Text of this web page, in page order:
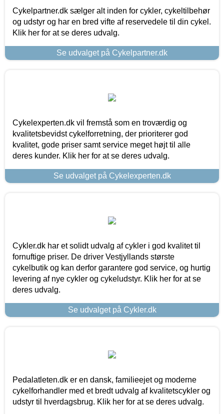
Cykelpartner.dk sælger alt inden for cykler, cykeltilbehør
og udstyr og har en bred vifte af reservedele til din cykel.
Klik her for at se deres udvalg.
Se udvalget på Cykelpartner.dk
Cykelexperten.dk vil fremstå som en troværdig og
kvalitetsbevidst cykelforretning, der prioriterer god
kvalitet, gode priser samt service meget højt til alle
deres kunder. Klik her for at se deres udvalg.
Se udvalget på Cykelexperten.dk
Cykler.dk har et solidt udvalg af cykler i god kvalitet til
fornuftige priser. De driver Vestjyllands største
cykelbutik og kan derfor garantere god service, og hurtig
levering af nye cykler og cykeludstyr. Klik her for at se
deres udvalg.
Se udvalget på Cykler.dk
Pedalatleten.dk er en dansk, familieejet og moderne
cykelforhandler med et bredt udvalg af kvalitetscykler og
udstyr til hverdagsbrug. Klik her for at se deres udvalg.